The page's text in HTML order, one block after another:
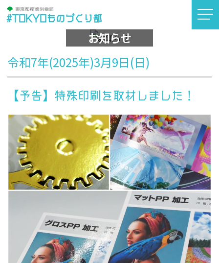
#TOKYOものづくり部
お知らせ
令和7年(2025年)3月9日(日)
【予告】特殊印刷を取材しました！